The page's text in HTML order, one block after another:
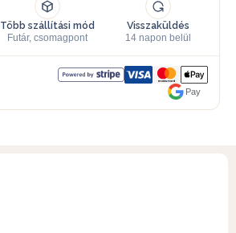
Több szállítási mód
Futár, csomagpont
Visszaküldés
14 napon belül
Pay